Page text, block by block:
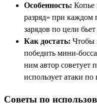
Особенность: Копье
разряд» при каждом
зарядов по цели
Как достать: Чтобы
победить мини-
ним автор советует
использует атаки
Советы по